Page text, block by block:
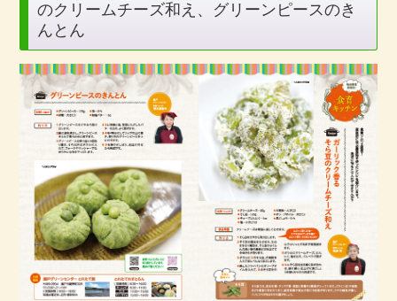
のクリームチーズ和え、グリーンピースのき
んとん